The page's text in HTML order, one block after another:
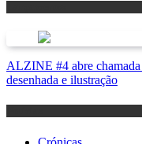
ALZINE #4 abre chamada
desenhada e ilustração